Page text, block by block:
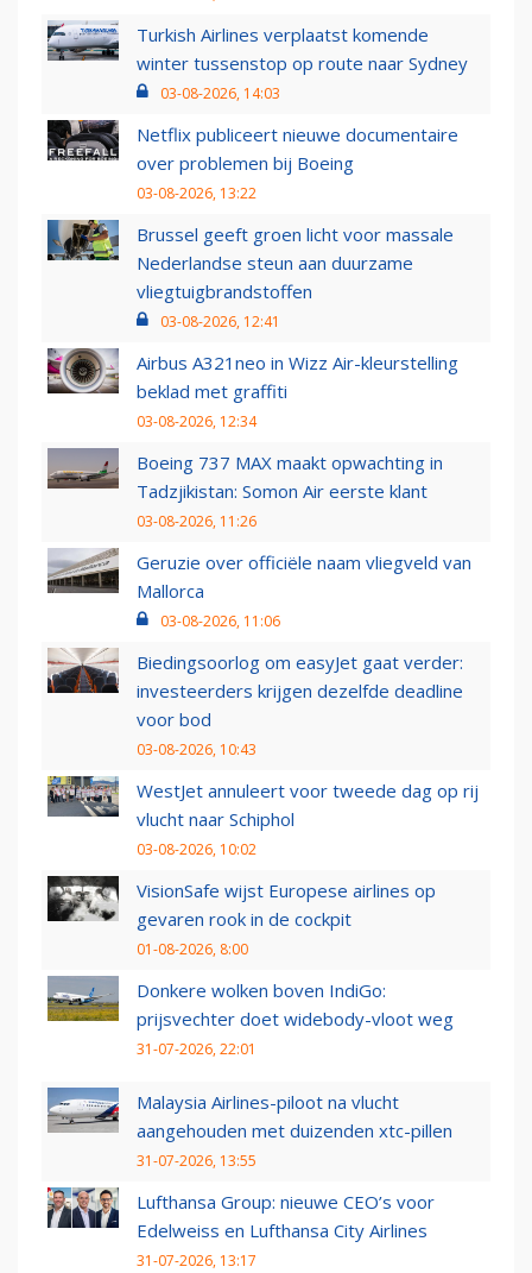
Turkish Airlines verplaatst komende
winter tussenstop op route naar Sydney
03-08-2026, 14:03
Netflix publiceert nieuwe documentaire
over problemen bij Boeing
03-08-2026, 13:22
Brussel geeft groen licht voor massale
Nederlandse steun aan duurzame
vliegtuigbrandstoffen
03-08-2026, 12:41
Airbus A321neo in Wizz Air-kleurstelling
beklad met graffiti
03-08-2026, 12:34
Boeing 737 MAX maakt opwachting in
Tadzjikistan: Somon Air eerste klant
03-08-2026, 11:26
Geruzie over officiële naam vliegveld van
Mallorca
03-08-2026, 11:06
Biedingsoorlog om easyJet gaat verder:
investeerders krijgen dezelfde deadline
voor bod
03-08-2026, 10:43
WestJet annuleert voor tweede dag op rij
vlucht naar Schiphol
03-08-2026, 10:02
VisionSafe wijst Europese airlines op
gevaren rook in de cockpit
01-08-2026, 8:00
Donkere wolken boven IndiGo:
prijsvechter doet widebody-vloot weg
31-07-2026, 22:01
Malaysia Airlines-piloot na vlucht
aangehouden met duizenden xtc-pillen
31-07-2026, 13:55
Lufthansa Group: nieuwe CEO’s voor
Edelweiss en Lufthansa City Airlines
31-07-2026, 13:17